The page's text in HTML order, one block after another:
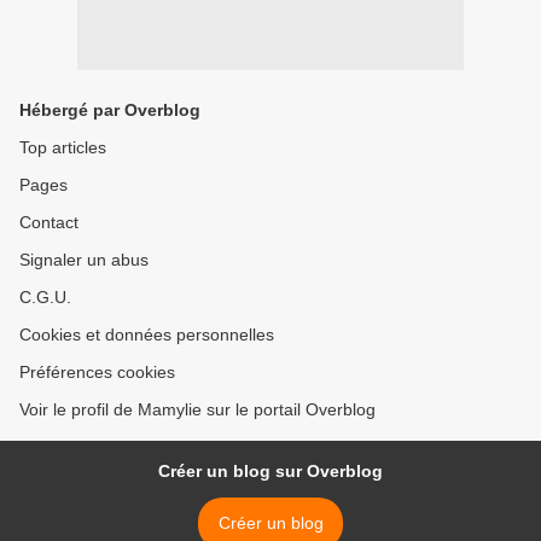
Hébergé par Overblog
Top articles
Pages
Contact
Signaler un abus
C.G.U.
Cookies et données personnelles
Préférences cookies
Voir le profil de Mamylie sur le portail Overblog
Créer un blog sur Overblog
Créer un blog